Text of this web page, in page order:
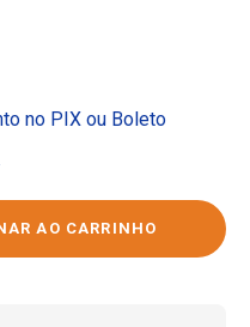
no PIX ou Boleto